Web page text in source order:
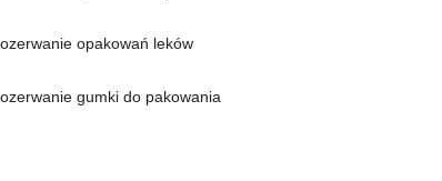
opakowań leków
gumki do pakowania